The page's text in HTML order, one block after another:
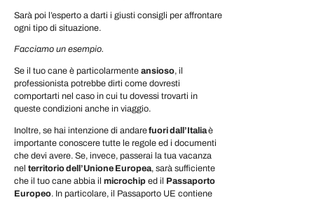
Sarà poi l’esperto a darti i giusti consigli per affrontare
ogni tipo di situazione.
Facciamo un esempio.
Se il tuo cane è particolarmente ansioso, il
professionista potrebbe dirti come dovresti
comportarti nel caso in cui tu dovessi trovarti in
queste condizioni anche in viaggio.
Inoltre, se hai intenzione di andarefuori dall’Italiaè
importante conoscere tutte le regole ed i documenti
che devi avere. Se, invece, passerai la tua vacanza
nel territorio dell’Unione Europea, sarà sufficiente
che il tuo cane abbia il microchip ed il Passaporto
Europeo. In particolare, il Passaporto UE contiene